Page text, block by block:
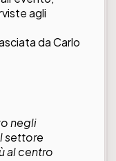
agli
da Carlo
negli
settore
al centro